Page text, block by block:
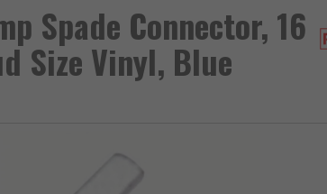
Spade Connector, 16
Size Vinyl, Blue